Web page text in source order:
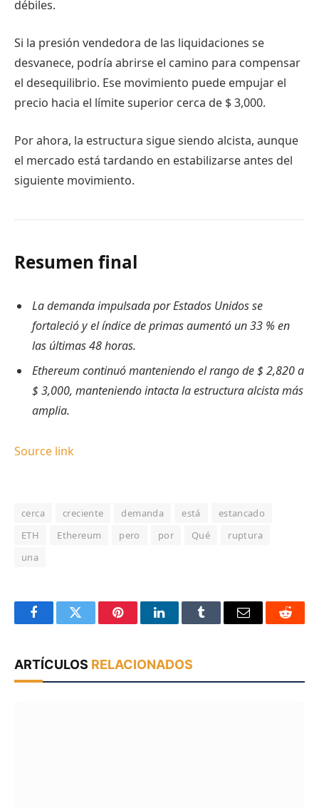
débiles.
Si la presión vendedora de las liquidaciones se
desvanece, podría abrirse el camino para compensar
el desequilibrio. Ese movimiento puede empujar el
precio hacia el límite superior cerca de $ 3,000.
Por ahora, la estructura sigue siendo alcista, aunque
el mercado está tardando en estabilizarse antes del
siguiente movimiento.
Resumen final
La demanda impulsada por Estados Unidos se
fortaleció y el índice de primas aumentó un 33 % en
las últimas 48 horas.
Ethereum continuó manteniendo el rango de $ 2,820 a
$ 3,000, manteniendo intacta la estructura alcista más
amplia.
Source link
cerca creciente demanda está
estancado
ETH
Ethereum pero por Qué
ruptura
una
FacebookTwitter PinterestLinkedInTumblr Email Reddit
ARTÍCULOS RELACIONADOS